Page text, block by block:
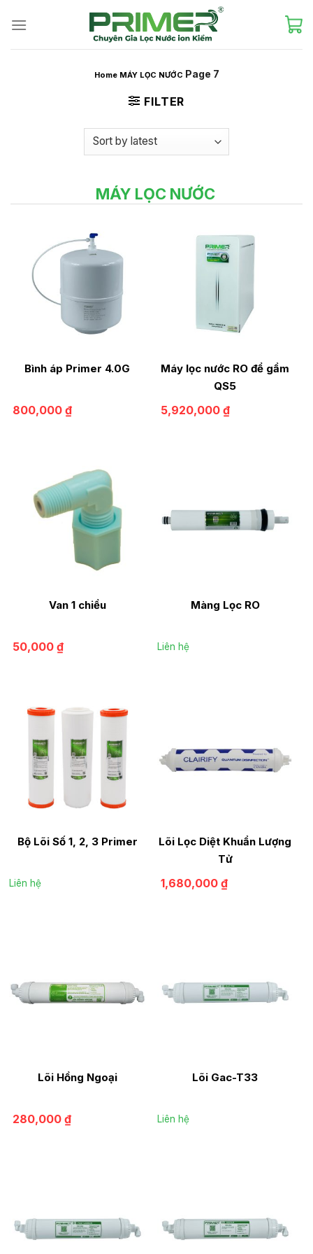
MÁY LỌC NƯỚC
Home MÁY LỌC NƯỚC Page 7
FILTER
Bình áp Primer 4.0G
800,000 ₫
Máy lọc nước RO để gầm
QS5
5,920,000 ₫
Van 1 chiều
50,000 ₫
Màng Lọc RO
Liên hệ
Bộ Lõi Số 1, 2, 3 Primer
Liên hệ
Lõi Lọc Diệt Khuẩn Lượng
Tử
1,680,000 ₫
Lõi Hồng Ngoại
280,000 ₫
Lõi Gac-T33
Liên hệ